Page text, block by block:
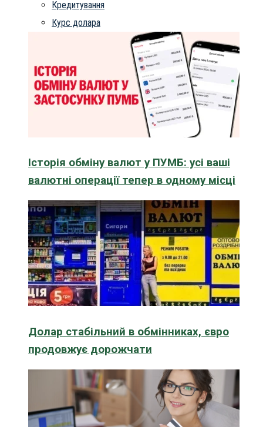
Кредитування
Курс долара
Історія обміну валют у ПУМБ: усі ваші
валютні операції тепер в одному місці
Долар стабільний в обмінниках, євро
продовжує дорожчати